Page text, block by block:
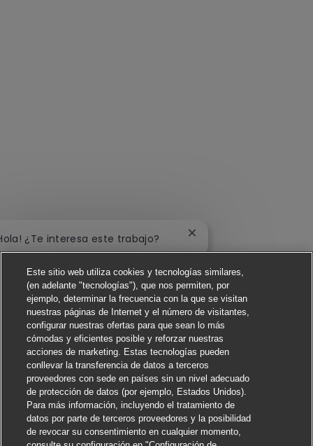
Este sitio web utiliza cookies y tecnologías similares,
(en adelante "tecnologías"), que nos permiten, por
ejemplo, determinar la frecuencia con la que se visitan
nuestras páginas de Internet y el número de visitantes,
configurar nuestras ofertas para que sean lo más
cómodas y eficientes posible y reforzar nuestras
acciones de marketing. Estas tecnologías pueden
conllevar la transferencia de datos a terceros
proveedores con sede en países sin un nivel adecuado
de protección de datos (por ejemplo, Estados Unidos).
Para más información, incluyendo el tratamiento de
datos por parte de terceros proveedores y la posibilidad
de revocar su consentimiento en cualquier momento,
¿Te interesa este trabajo? Cerrar notificación de
Me interesa
Buscar trabajos similares